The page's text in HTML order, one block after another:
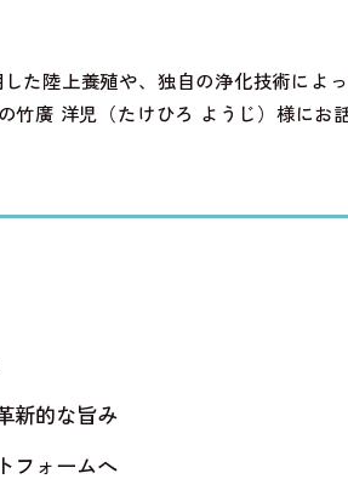
た陸上養殖や、独自の浄化技術によ
廣 洋児（たけひろ ようじ）様にお
新的な旨み
フォームへ